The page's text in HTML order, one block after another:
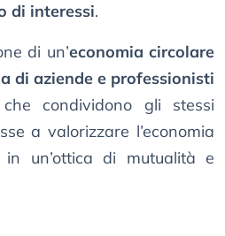
di interessi.
di un’economia circolare
di aziende e professionisti
che condividono gli stessi
a valorizzare l’economia
un’ottica di mutualità e